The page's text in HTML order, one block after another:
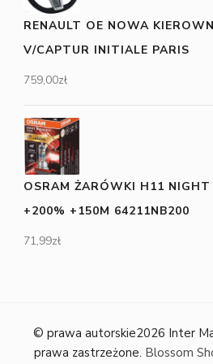
RENAULT OE NOWA
V/CAPTUR INITIALE PARIS
759,00zł
OSRAM ŻARÓWKI H11 NIGHT
+200% +150M 64211NB200
71,99zł
© prawa autorskie2026 Inter
prawa zastrzeżone. Blossom